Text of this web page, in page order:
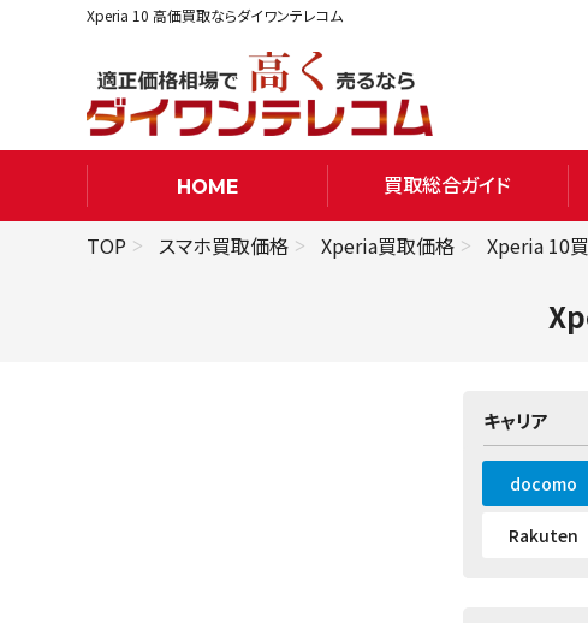
Xperia 10 高価買取ならダイワンテレコム
HOME 買取総合ガイド
TOP スマホ買取価格 Xperia買取価格 Xperia 10
キャリア
docomo
Rakuten